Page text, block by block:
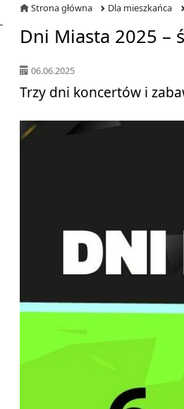
Strona główna Dla mieszkańca
Dni Miasta 2025 –
06.06.2025
Trzy dni koncertów i